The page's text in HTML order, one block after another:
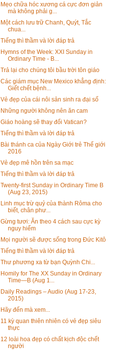
Mẹo chữa hóc xương cá cực đơn giản
mà không phải g...
Một cách lưu trữ Chanh, Quýt, Tắc
chua...
Tiếng thì thầm và lời đáp trả
Hymns of the Week: XXI Sunday in
Ordinary Time - B...
Trả lại cho chúng tôi bầu trời tôn giáo
Các giám mục New Mexico khẳng định:
Giết chết bệnh...
Vẻ đẹp của cái nôi sản sinh ra đại số
Những người không nên ăn cam
Giáo hoàng sẽ thay đổi Vatican?
Tiếng thì thầm và lời đáp trả
Bài thánh ca của Ngày Giới trẻ Thế giới
2016
Vẻ đẹp mê hồn trên sa mạc
Tiếng thì thầm và lời đáp trả
Twenty-first Sunday in Ordinary Time B
(Aug 23, 2015)
Linh mục trừ quỷ của thành Rôma cho
biết, chân phư...
Gừng tươi: Ăn theo 4 cách sau cực kỳ
nguy hiểm
Mọi người sẽ được sống trong Ðức Kitô
Tiếng thì thầm và lời đáp trả
Thư phương xa từ bạn Quỳnh Chi...
Homily for The XX Sunday in Ordinary
Time—B (Aug 1...
Daily Readings – Audio (Aug 17-23,
2015)
Hãy đến mà xem...
11 kỳ quan thiên nhiên có vẻ đẹp siêu
thực
12 loài hoa đẹp có chất kịch độc chết
người